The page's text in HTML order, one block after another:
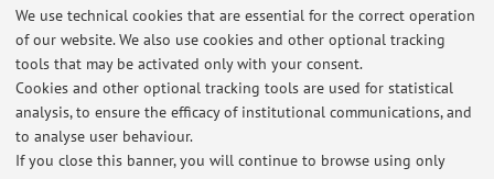
We use technical cookies that are essential for the correct operation
of our website. We also use cookies and other optional tracking
tools that may be activated only with your consent.
Cookies and other optional tracking tools are used for statistical
analysis, to ensure the efficacy of institutional communications, and
to analyse user behaviour.
If you close this banner, you will continue to browse using only
cultura-e-conoscenza-in-educazione
Latest news